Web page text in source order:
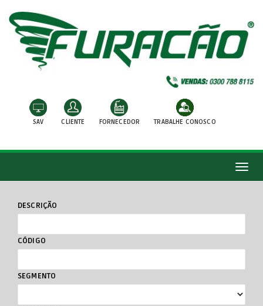
SAV CLIENTE FORNECEDOR TRABALHE CONOSCO
DESCRIÇÃO
CÓDIGO
SEGMENTO